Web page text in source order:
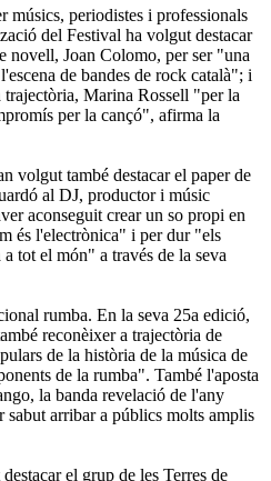
músics, periodistes i professionals
del Festival ha volgut destacar
novell, Joan Colomo, per ser "una
de bandes de rock català"; i
Marina Rossell "per la
per la cançó", afirma la
volgut també destacar el paper de
al DJ, productor i músic
aconseguit crear un so propi en
és l'electrònica" i per dur "els
tot el món" a través de la seva
rumba. En la seva 25a edició,
reconèixer a trajectòria de
de la història de la música de
de la rumba". També l'aposta
la banda revelació de l'any
arribar a públics molts amplis
el grup de les Terres de